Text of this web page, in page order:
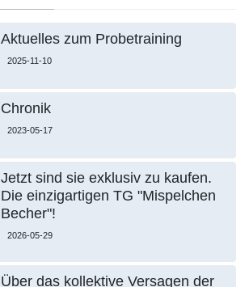
Aktuelles zum Probetraining
2025-11-10
Chronik
2023-05-17
Jetzt sind sie exklusiv zu kaufen.
Die einzigartigen TG "Mispelchen
Becher"!
2026-05-29
Über das kollektive Versagen der